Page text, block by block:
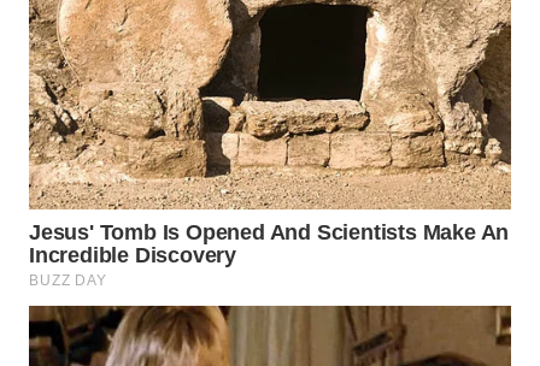
WN
MANDALIKA
WN
LIKUPANG
WN
LABUANBAJO
WN
BORNEO